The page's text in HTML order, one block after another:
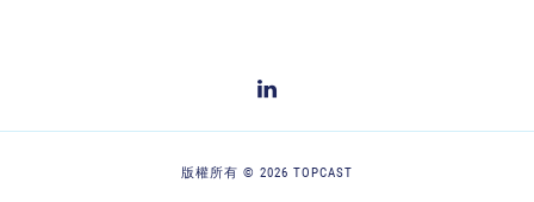
版權所有 © 2026 TOPCAST